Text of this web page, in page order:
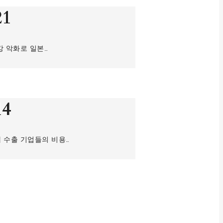
화로 일본…
수출 기업들의 비용…